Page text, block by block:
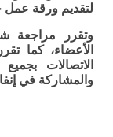
لتقديم ورقة عمل
وتقرر
الأعضاء، كما
الاتصالات
والمشاركة في